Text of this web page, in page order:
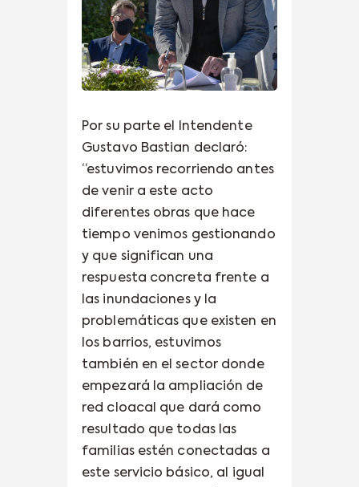
Por su parte el Intendente
Gustavo Bastian declaró:
“estuvimos recorriendo antes
de venir a este acto
diferentes obras que hace
tiempo venimos gestionando
y que significan una
respuesta concreta frente a
las inundaciones y la
problemáticas que existen en
los barrios, estuvimos
también en el sector donde
empezará la ampliación de
red cloacal que dará como
resultado que todas las
familias estén conectadas a
este servicio básico, al igual